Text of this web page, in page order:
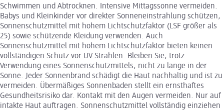
Schwimmen und Abtrocknen. Intensive Mittagssonne vermeiden.
Babys und Kleinkinder vor direkter Sonneneinstrahlung schützen,
Sonnenschutzmittel mit hohem Lichtschutzfaktor (LSF größer als
25) sowie schützende Kleidung verwenden. Auch
Sonnenschutzmittel mit hohem Lichtschutzfaktor bieten keinen
vollständigen Schutz vor UV-Strahlen. Bleiben Sie, trotz
Verwendung eines Sonnenschutzmittels, nicht zu lange in der
Sonne. Jeder Sonnenbrand schädigt die Haut nachhaltig und ist zu
vermeiden. Übermäßiges Sonnenbaden stellt ein ernsthaftes
Gesundheitsrisiko dar. Kontakt mit den Augen vermeiden. Nur auf
intakte Haut auftragen. Sonnenschutzmittel vollständig einziehen